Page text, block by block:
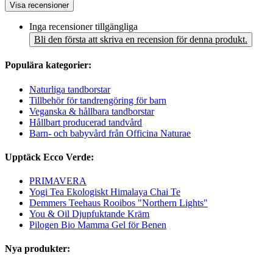
Visa recensioner
Inga recensioner tillgängliga
Bli den första att skriva en recension för denna produkt.
Populära kategorier:
Naturliga tandborstar
Tillbehör för tandrengöring för barn
Veganska & hållbara tandborstar
Hållbart producerad tandvård
Barn- och babyvård från Officina Naturae
Upptäck Ecco Verde:
PRIMAVERA
Yogi Tea Ekologiskt Himalaya Chai Te
Demmers Teehaus Rooibos "Northern Lights"
You & Oil Djupfuktande Kräm
Pilogen Bio Mamma Gel för Benen
Nya produkter: